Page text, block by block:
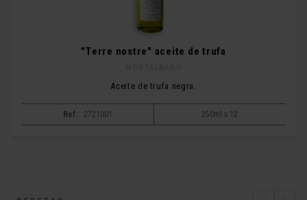
"Terre nostre" aceite de trufa
Aceite de trufa negra.
Ref: 2721001 250ml x 12